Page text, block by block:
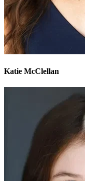
Katie McClellan